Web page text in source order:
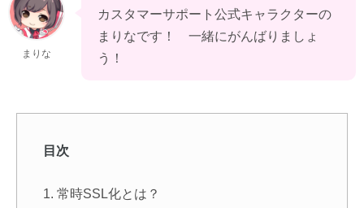
まりな
カスタマーサポート公式キャラクターの
まりなです！　一緒にがんばりましょ
う！
目次
常時SSL化とは？